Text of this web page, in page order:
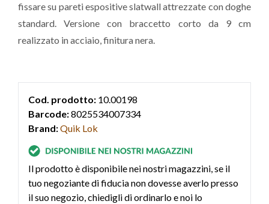
fissare su pareti espositive slatwall attrezzate con doghe
standard. Versione con braccetto corto da 9 cm
realizzato in acciaio, finitura nera.
Cod. prodotto: 10.00198
Barcode:8025534007334
Brand:Quik Lok
Il prodotto è disponibile nei nostri magazzini, se il
tuo negoziante di fiducia non dovesse averlo presso
il suo negozio, chiedigli di ordinarlo e noi lo